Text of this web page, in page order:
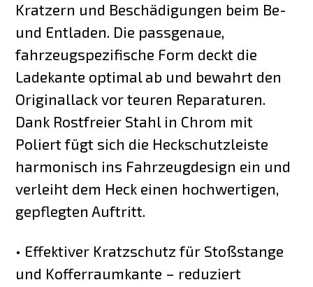
Kratzern und Beschädigungen beim Be-
und Entladen. Die passgenaue,
fahrzeugspezifische Form deckt die
Ladekante optimal ab und bewahrt den
Originallack vor teuren Reparaturen.
Dank Rostfreier Stahl in Chrom mit
Poliert fügt sich die Heckschutzleiste
harmonisch ins Fahrzeugdesign ein und
verleiht dem Heck einen hochwertigen,
gepflegten Auftritt.
• Effektiver Kratzschutz für Stoßstange
und Kofferraumkante – reduziert